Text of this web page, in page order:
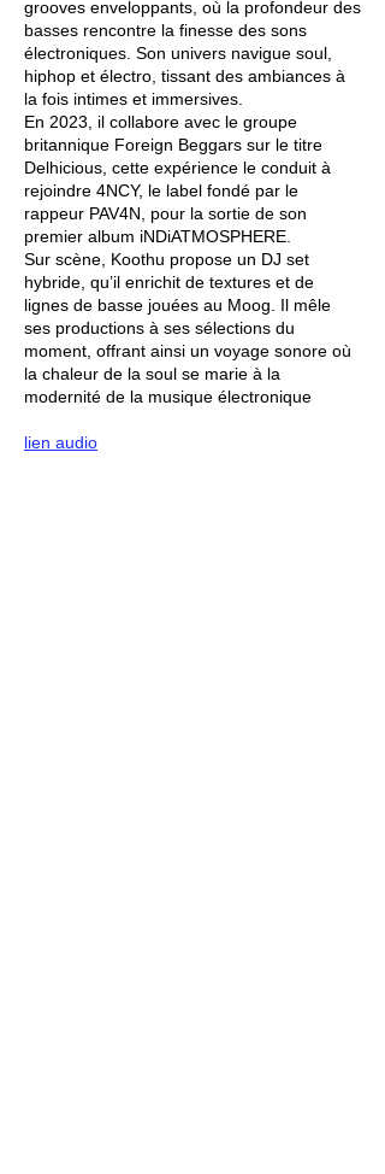
grooves enveloppants, où la profondeur des
basses rencontre la finesse des sons
électroniques. Son univers navigue soul,
hiphop et électro, tissant des ambiances à
la fois intimes et immersives.
En 2023, il collabore avec le groupe
britannique Foreign Beggars sur le titre
Delhicious, cette expérience le conduit à
rejoindre 4NCY, le label fondé par le
rappeur PAV4N, pour la sortie de son
premier album iNDiATMOSPHERE.
Sur scène, Koothu propose un DJ set
hybride, qu’il enrichit de textures et de
lignes de basse jouées au Moog. Il mêle
ses productions à ses sélections du
moment, offrant ainsi un voyage sonore où
la chaleur de la soul se marie à la
modernité de la musique électronique
lien audio